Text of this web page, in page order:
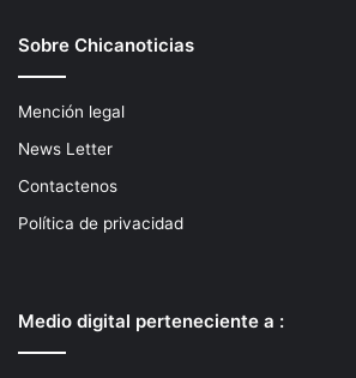
Sobre Chicanoticias
Mención legal
News Letter
Contactenos
Política de privacidad
Medio digital perteneciente a :